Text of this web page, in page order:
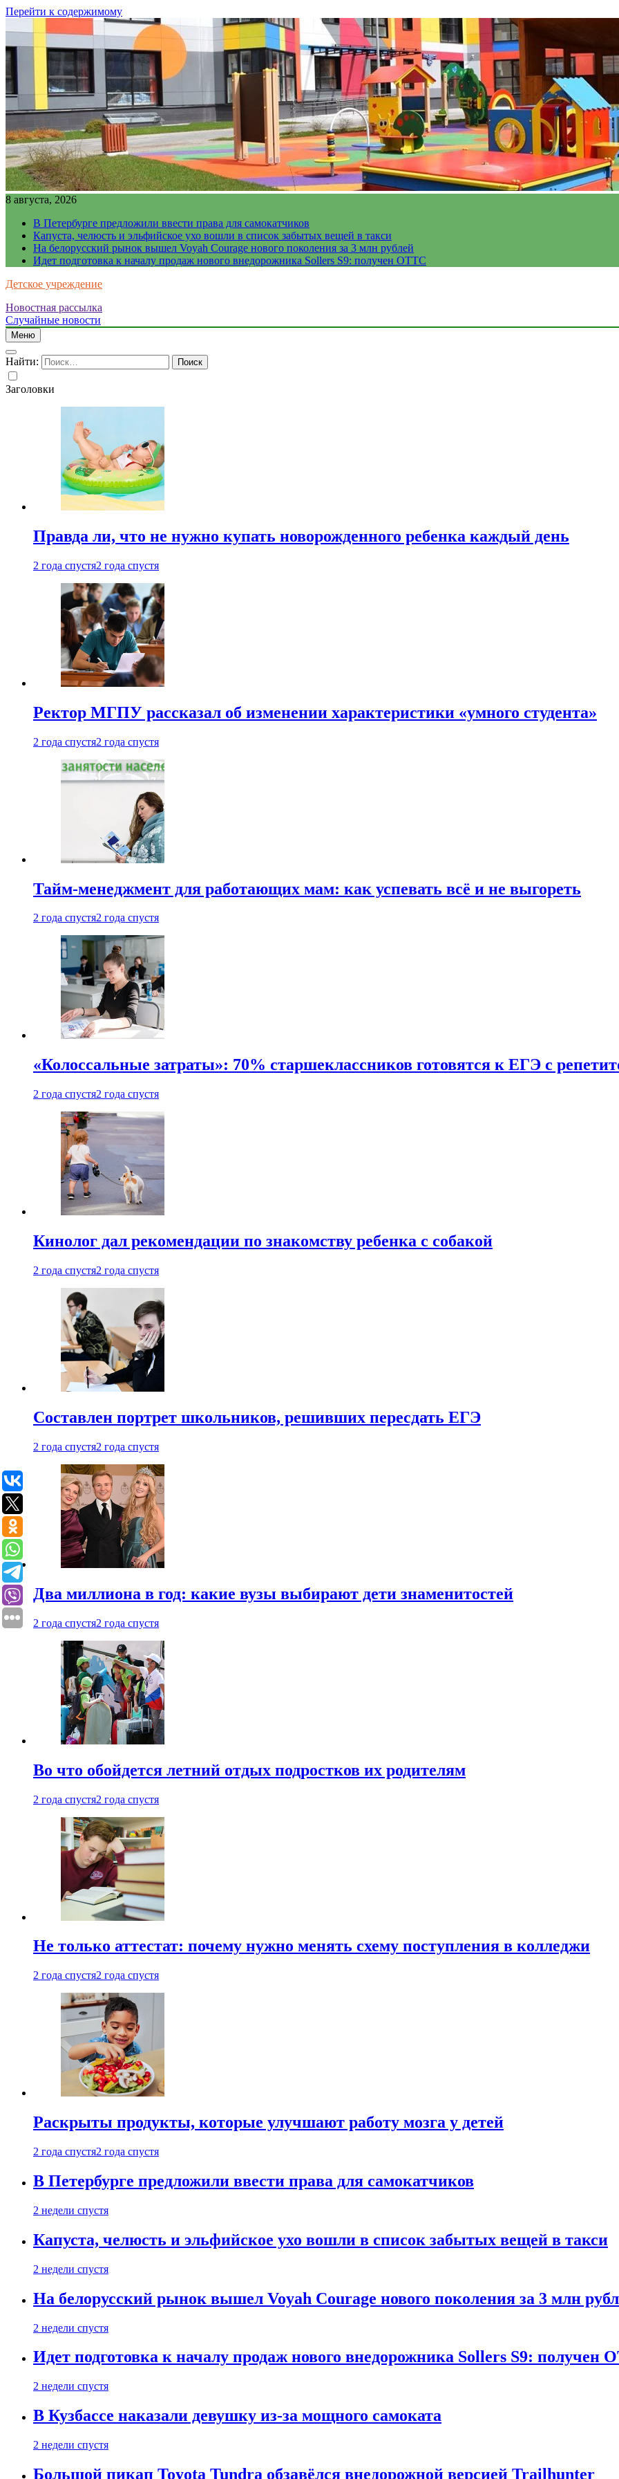
Перейти к содержимому
8 августа, 2026
В Петербурге предложили ввести права для самокатчиков
Капуста, челюсть и эльфийское ухо вошли в список забытых вещей в такси
На белорусский рынок вышел Voyah Courage нового поколения за 3 млн рублей
Идет подготовка к началу продаж нового внедорожника Sollers S9: получен ОТТС
Детское учреждение
Новостная рассылка
Случайные новости
Меню
Найти:
Заголовки
Правда ли, что не нужно купать новорожденного ребенка каждый день
2 года спустя2 года спустя
Ректор МГПУ рассказал об изменении характеристики «умного студента»
2 года спустя2 года спустя
Тайм-менеджмент для работающих мам: как успевать всё и не выгореть
2 года спустя2 года спустя
«Колоссальные затраты»: 70% старшеклассников готовятся к ЕГЭ с
2 года спустя2 года спустя
Кинолог дал рекомендации по знакомству ребенка с собакой
2 года спустя2 года спустя
Составлен портрет школьников, решивших пересдать ЕГЭ
2 года спустя2 года спустя
Два миллиона в год: какие вузы выбирают дети знаменитостей
2 года спустя2 года спустя
Во что обойдется летний отдых подростков их родителям
2 года спустя2 года спустя
Не только аттестат: почему нужно менять схему поступления в колледжи
2 года спустя2 года спустя
Раскрыты продукты, которые улучшают работу мозга у детей
2 года спустя2 года спустя
В Петербурге предложили ввести права для самокатчиков
2 недели спустя
Капуста, челюсть и эльфийское ухо вошли в список забытых вещей в такси
2 недели спустя
На белорусский рынок вышел Voyah Courage нового поколения за 3 млн
2 недели спустя
Идет подготовка к началу продаж нового внедорожника Sollers S9: получен
2 недели спустя
В Кузбассе наказали девушку из-за мощного самоката
2 недели спустя
Большой пикап Toyota Tundra обзавёлся внедорожной версией Trailhunter